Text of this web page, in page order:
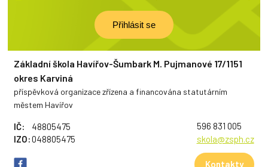
Základní škola Havířov-Šumbark M. Pujmanové 17/1151
okres Karviná
příspěvková organizace zřízena a financována statutárním
městem Havířov
IČ:
48805475
IZO:048805475
596 831 005
skola@zsph.cz
Kontakty